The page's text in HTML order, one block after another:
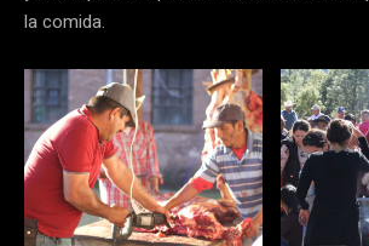
la comida.